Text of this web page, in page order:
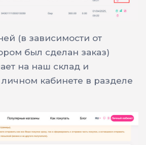
(в зависимости от
был сделан заказ)
на наш склад и
личном кабинете в разделе